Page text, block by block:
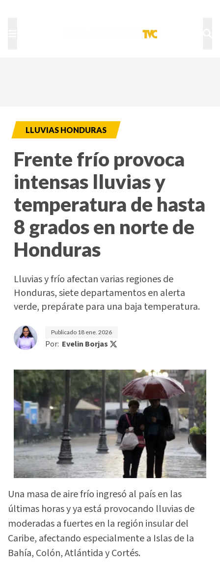
LLUVIAS HONDURAS
Frente frío provoca
intensas lluvias y
temperatura de hasta
8 grados en norte de
Honduras
Lluvias y frío afectan varias regiones de
Honduras, siete departamentos en alerta
verde, prepárate para una baja temperatura.
Publicado 18 ene. 2026
Por: Evelin Borjas
Una masa de aire frío ingresó al país en las
últimas horas y ya está provocando lluvias de
moderadas a fuertes en la región insular del
Caribe, afectando especialmente a Islas de la
Bahía, Colón, Atlántida y Cortés.